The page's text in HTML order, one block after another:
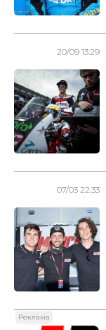
20/09 13:29
07/03 22:33
Реклама